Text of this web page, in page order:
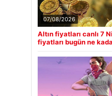
07/08/2026
Altın fiyatları canlı 7
fiyatları bugün ne